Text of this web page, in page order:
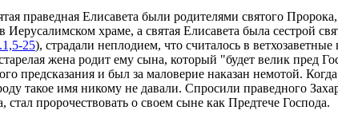
праведная Елисавета были родителями святого
храме, а святая Елисавета была сестрой
25), страдали неплодием, что считалось в
жена родит ему сына, который "будет велик пред
предсказания и был за маловерие наказан немотой.
такое имя никому не давали. Спросили праведного
пророчествовать о своем сыне как Предтече Господа.